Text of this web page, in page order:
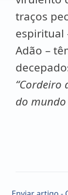
traços
espiritual
Adão –
“Cordeiro
do mundo